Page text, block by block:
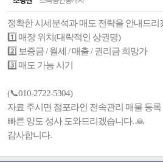
정확한 시세분석과 매도 전략을 안내드리
1️⃣ 매장 위치(대략적인 상권명)
2️⃣ 보증금 / 월세 / 매출 / 권리금 희망가
3️⃣ 매도 가능 시기
(📞010-2722-5304)
자료 주시면 점포라인 전속관리 매물 등
빠른 양도 성사 도와드리겠습니다. 🙏
감사합니다.